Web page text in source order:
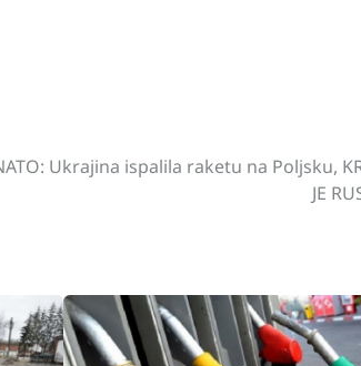
Ukrajina ispalila raketu na Poljsku,
JE